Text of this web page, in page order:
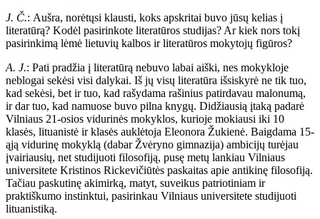
J. Č.: Aušra, norėtųsi klausti, koks apskritai buvo jūsų kelias į
literatūrą? Kodėl pasirinkote literatūros studijas? Ar kiek nors tokį
pasirinkimą lėmė lietuvių kalbos ir literatūros mokytojų figūros?
A. J.: Pati pradžia į literatūrą nebuvo labai aiški, nes mokykloje
neblogai sekėsi visi dalykai. Iš jų visų literatūra išsiskyrė ne tik tuo,
kad sekėsi, bet ir tuo, kad rašydama rašinius patirdavau malonumą,
ir dar tuo, kad namuose buvo pilna knygų. Didžiausią įtaką padarė
Vilniaus 21-osios vidurinės mokyklos, kurioje mokiausi iki 10
klasės, lituanistė ir klasės auklėtoja Eleonora Žukienė. Baigdama 15-
ąją vidurinę mokyklą (dabar Žvėryno gimnazija) ambicijų turėjau
įvairiausių, net studijuoti filosofiją, pusę metų lankiau Vilniaus
universitete Kristinos Rickevičiūtės paskaitas apie antikinę filosofiją.
Tačiau paskutinę akimirką, matyt, suveikus patriotiniam ir
praktiškumo instinktui, pasirinkau Vilniaus universitete studijuoti
lituanistiką.